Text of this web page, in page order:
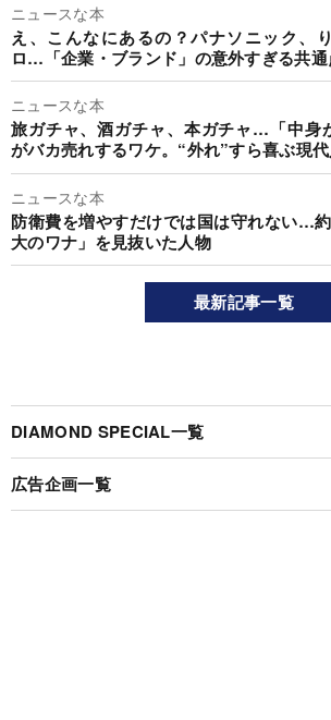
ニュースな本
え、こんなにあるの？パナソニック、
ロ…「企業・ブランド」の意外すぎる共
ニュースな本
旅ガチャ、酒ガチャ、本ガチャ…「中身
がバカ売れするワケ。“外れ”すら喜ぶ現
ニュースな本
防衛費を増やすだけでは国は守れない…
大のワナ」を見抜いた人物
最新記事一覧
DIAMOND SPECIAL一覧
広告企画一覧